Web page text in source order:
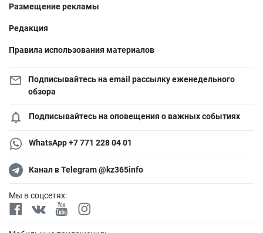
Размещение рекламы
Редакция
Правила использования материалов
Подписывайтесь на email рассылку еженедельного
обзора
Подписывайтесь на оповещения о важных событиях
WhatsApp +7 771 228 04 01
Канал в Telegram @kz365info
Мы в соцсетях: